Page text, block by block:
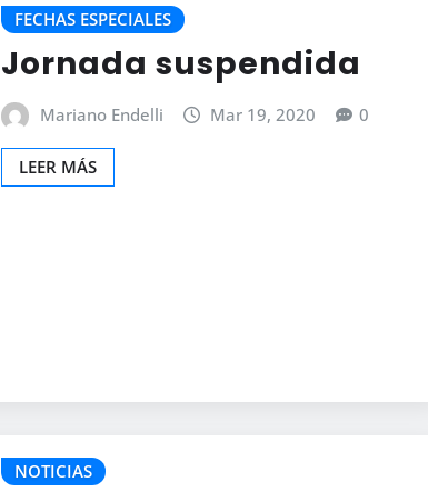
FECHAS ESPECIALES
Jornada suspendida
Mariano Endelli Mar 19, 2020 0
LEER MÁS
NOTICIAS